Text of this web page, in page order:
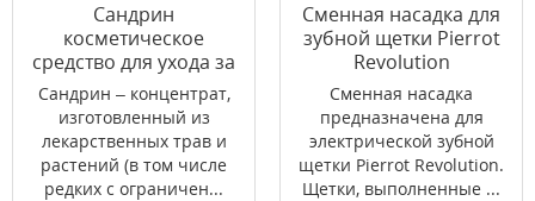
Сандрин
косметическое
средство для ухода за
полостью рта 25 мл
Сандрин – концентрат,
изготовленный из
лекарственных трав и
растений (в том числе
редких с ограничен...
Сменная насадка для
зубной щетки Pierrot
Revolution
Сменная насадка
предназначена для
электрической зубной
щетки Pierrot Revolution.
Щетки, выполненные ...